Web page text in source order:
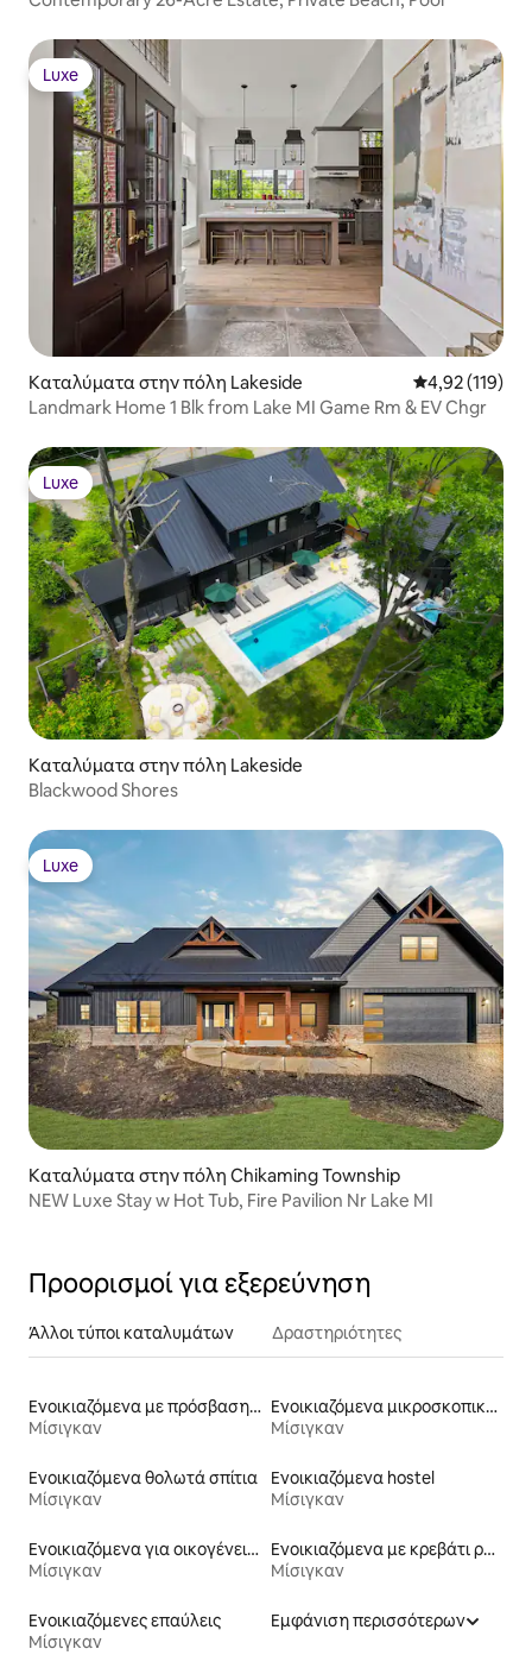
Luxe
Luxe
Καταλύματα στην πόλη Lakeside Μέση
4,92 (119)
Landmark Home 1 Blk from Lake MI Game Rm & EV Chgr
Luxe
Luxe
Καταλύματα στην πόλη Lakeside
Blackwood Shores
Luxe
Luxe
Καταλύματα στην πόλη Chikaming Township
NEW Luxe Stay w Hot Tub, Fire Pavilion Nr Lake MI
Προορισμοί για εξερεύνηση
Άλλοι τύποι καταλυμάτων Δραστηριότητες
Ενοικιαζόμενα με πρόσβαση σε σκι
Μίσιγκαν
Ενοικιαζόμενα μικροσκοπικά σπίτια
Μίσιγκαν
Ενοικιαζόμενα θολωτά σπίτια
Μίσιγκαν
Ενοικιαζόμενα hostel
Μίσιγκαν
Ενοικιαζόμενα για οικογένειες
Μίσιγκαν
Ενοικιαζόμενα με κρεβάτι ρυθμιζόμενου ύψους
Μίσιγκαν
Ενοικιαζόμενες επαύλεις
Μίσιγκαν
Εμφάνιση περισσότερων